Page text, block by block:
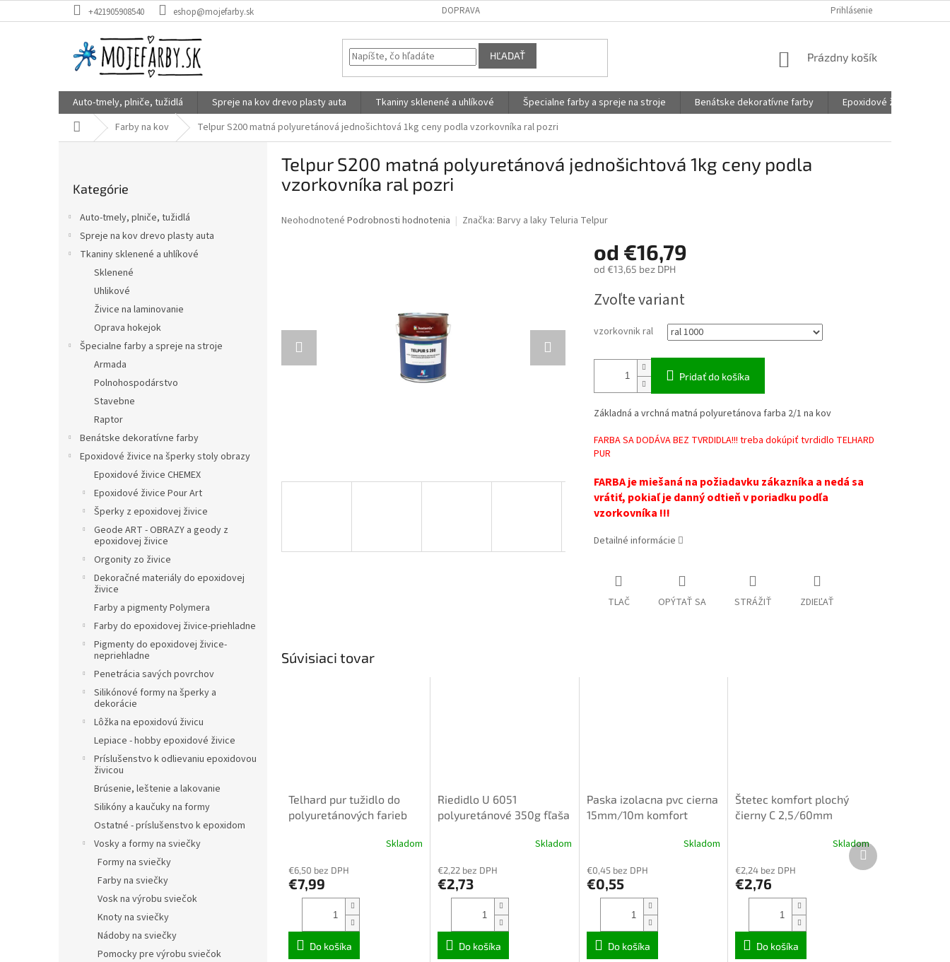
na
+421905908540 eshop@mojefarby.sk DOPRAVA Prihlásenie
HĽADAŤ
NÁKUPNÝ
Prázdny košík
Auto-tmely, plniče, tužidlá Spreje na kov drevo plasty auta Tkaniny sklenené a uhlíkové Špecialne farby a spreje na stroje Benátske dekoratívne farby
Epoxidové živice na
DomovFarby na kov Telpur S200 matná polyuretánová jednošichtová 1kg ceny podla vzorkovníka ral pozri
kategórie
Kategórie
Auto-tmely, plniče, tužidlá
Spreje na kov drevo plasty auta
Tkaniny sklenené a uhlíkové
Sklenené
Uhlikové
Živice na laminovanie
Oprava hokejok
Špecialne farby a spreje na stroje
Armada
Polnohospodárstvo
Stavebne
Raptor
Benátske dekoratívne farby
Epoxidové živice na šperky stoly obrazy
Epoxidové živice CHEMEX
Epoxidové živice Pour Art
Šperky z epoxidovej živice
Geode ART - OBRAZY a geody z
epoxidovej živice
Orgonity zo živice
Dekoračné materiály do epoxidovej
živice
Farby a pigmenty Polymera
Farby do epoxidovej živice-priehladne
Pigmenty do epoxidovej živice-
nepriehladne
Penetrácia savých povrchov
Silikónové formy na šperky a
dekorácie
Lôžka na epoxidovú živicu
Lepiace - hobby epoxidové živice
Príslušenstvo k odlievaniu epoxidovou
živicou
Brúsenie, leštenie a lakovanie
Silikóny a kaučuky na formy
Ostatné - príslušenstvo k epoxidom
Vosky a formy na sviečky
Formy na sviečky
Farby na sviečky
Vosk na výrobu sviečok
Knoty na sviečky
Nádoby na sviečky
Pomocky pre výrobu sviečok
Telpur S200 matná polyuretánová jednošichtová 1kg ceny podla
vzorkovníka ral pozri
Priemerné
Neohodnotené Podrobnosti hodnotenia Značka: Barvy a laky Teluria Telpur
od €16,79
od €13,65 bez DPH
cena:
Zvoľte variant
vzorkovnik ral
Pridať do košíka
Základná a vrchná matná polyuretánova farba 2/1 na kov
FARBA SA DODÁVA BEZ TVRDIDLA!!! treba dokúpiť tvrdidlo TELHARD
PUR
FARBA je miešaná na požiadavku zákazníka a nedá sa
vrátiť, pokiaľ je danný odtieň v poriadku podľa
vzorkovníka !!!
Detailné informácie
TLAČ OPÝTAŤ SA STRÁŽIŤ ZDIEĽAŤ
Súvisiaci tovar
Telhard pur tužidlo do
polyuretánových farieb
Skladom
€6,50 bez DPH
€7,99
Do košíka
Riedidlo U 6051
polyuretánové 350g fľaša
Skladom
€2,22 bez DPH
€2,73
Do košíka
Paska izolacna pvc cierna
15mm/10m komfort
Skladom
€0,45 bez DPH
€0,55
Do košíka
Štetec komfort plochý
čierny C 2,5/60mm
Skladom
€2,24 bez DPH
€2,76
Do košíka
Ďalší
produkt